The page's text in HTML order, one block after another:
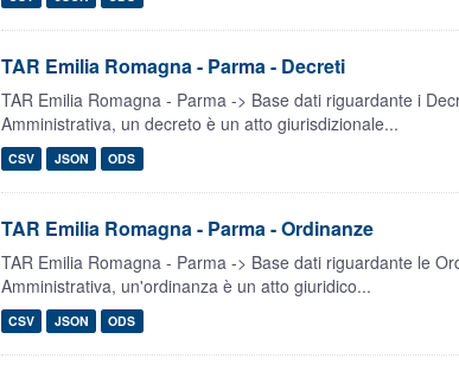
TAR Emilia Romagna - Parma - Decreti
TAR Emilia Romagna - Parma -> Base dati riguardante i
Amministrativa, un decreto è un atto giurisdizionale...
CSV JSON ODS
TAR Emilia Romagna - Parma - Ordinanze
TAR Emilia Romagna - Parma -> Base dati riguardante le
Amministrativa, un'ordinanza è un atto giuridico...
CSV JSON ODS